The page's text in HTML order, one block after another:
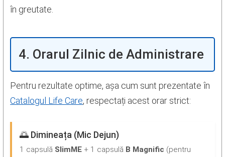
în greutate.
4. Orarul Zilnic de Administrare
Pentru rezultate optime, așa cum sunt prezentate în
Catalogul Life Care, respectați acest orar strict:
🌅 Dimineața (Mic Dejun)
1 capsulă SlimME + 1 capsulă B Magnific (pentru